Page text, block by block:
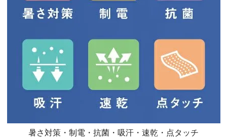
暑さ対策・制電・抗菌・吸汗・速乾・点タッチ